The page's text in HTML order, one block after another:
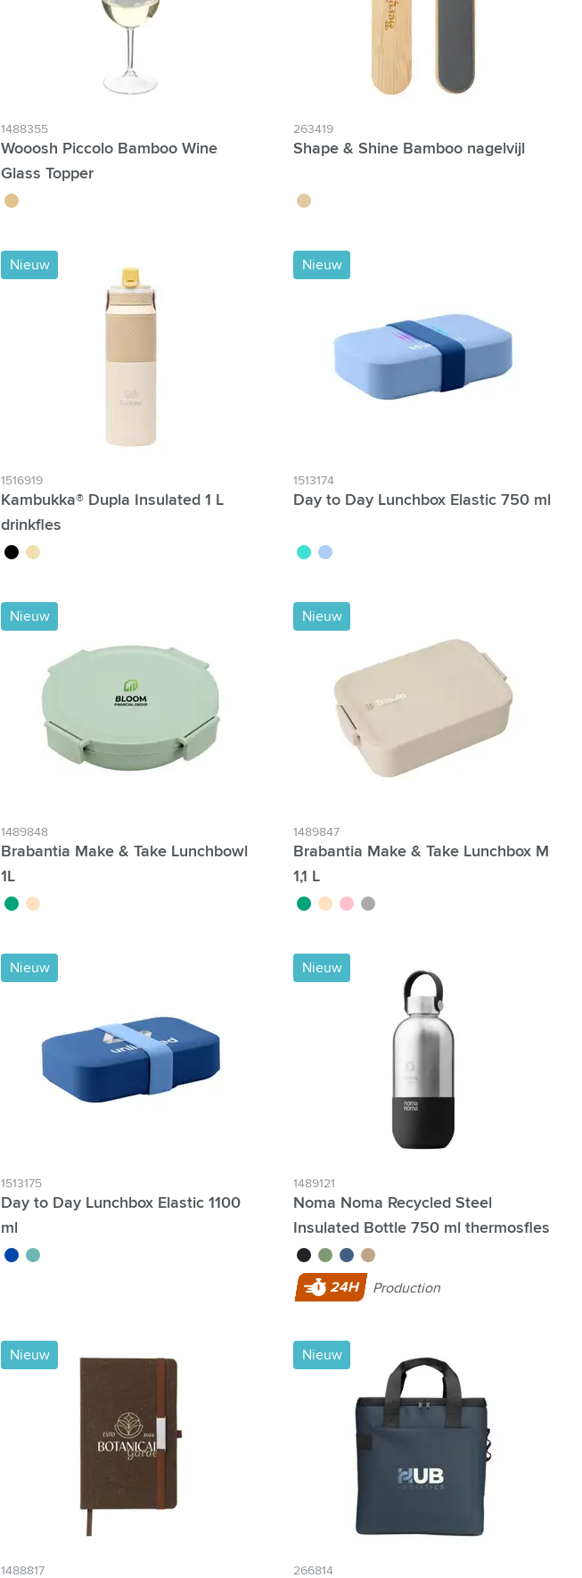
1488355
Wooosh Piccolo Bamboo Wine
Glass Topper
brun bois
263419
Shape & Shine Bamboo nagelvijl
brun bois
Nieuw
1516919
Kambukka® Dupla Insulated 1 L
drinkfles
noir sable
Nieuw
1513174
Day to Day Lunchbox Elastic 750 ml
turquoise
bleu
Nieuw
1489848
Brabantia Make & Take Lunchbowl
1L
vert jade
beige
Nieuw
1489847
Brabantia Make & Take Lunchbox M
1,1 L
vert jade
beigerose gris foncé
Nieuw
1513175
Day to Day Lunchbox Elastic 1100
ml
bleu cobalt
vert
Nieuw
1489121
Noma Noma Recycled Steel
Insulated Bottle 750 ml thermosfles
noir vert bleu beige
24H Production
Nieuw
1488817
Nieuw
266814